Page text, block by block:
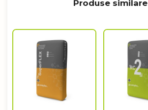
Produse similare